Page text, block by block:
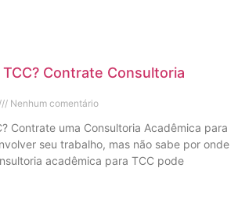
Contrate Consultoria
Nenhum comentário
Contrate uma Consultoria Acadêmica para
seu trabalho, mas não sabe por onde
acadêmica para TCC pode